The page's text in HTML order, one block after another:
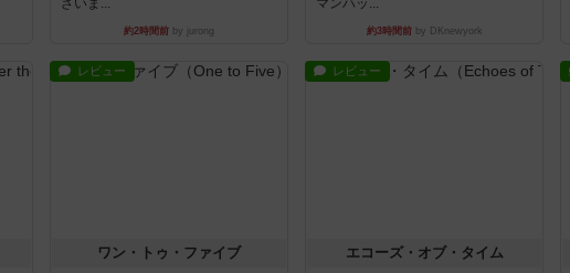
ざいま...
約2時間前 by jurong
マンハッ...
約3時間前by DKnewyork
レビュー
ワン・トゥ・ファイブ
レビュー
エコーズ・オブ・タイム